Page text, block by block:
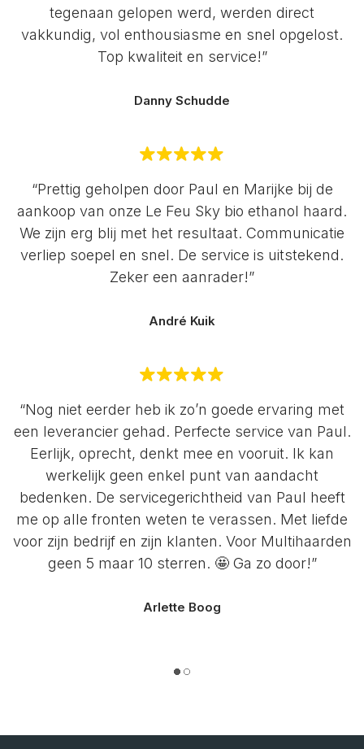
tegenaan gelopen werd, werden direct
vakkundig, vol enthousiasme en snel opgelost.
Top kwaliteit en service!”
Danny Schudde
“Prettig geholpen door Paul en Marijke bij de
aankoop van onze Le Feu Sky bio ethanol haard.
We zijn erg blij met het resultaat. Communicatie
verliep soepel en snel. De service is uitstekend.
Zeker een aanrader!”
André Kuik
“Nog niet eerder heb ik zo’n goede ervaring met
een leverancier gehad. Perfecte service van Paul.
Eerlijk, oprecht, denkt mee en vooruit. Ik kan
werkelijk geen enkel punt van aandacht
bedenken. De servicegerichtheid van Paul heeft
me op alle fronten weten te verassen. Met liefde
voor zijn bedrijf en zijn klanten. Voor Multihaarden
geen 5 maar 10 sterren. 🤩 Ga zo door!”
Arlette Boog